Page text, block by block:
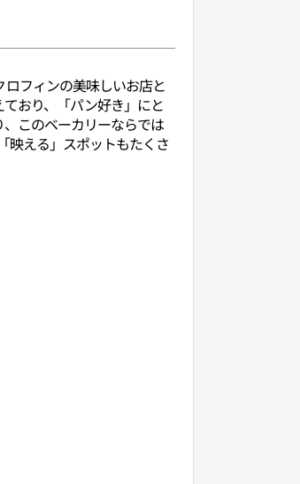
フィンの美味しいお店と
おり、「パン好き」にと
このベーカリーならでは
映える」スポットもたくさ